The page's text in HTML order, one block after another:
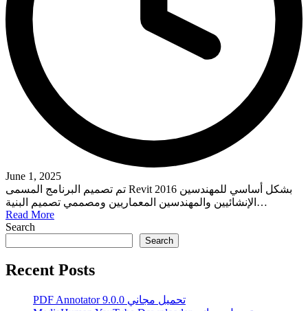
June 1, 2025
تم تصميم البرنامج المسمى Revit 2016 بشكل أساسي للمهندسين
الإنشائيين والمهندسين المعماريين ومصممي تصميم البنية…
Read More
Search
Search
Recent Posts
PDF Annotator 9.0.0 تحميل مجاني